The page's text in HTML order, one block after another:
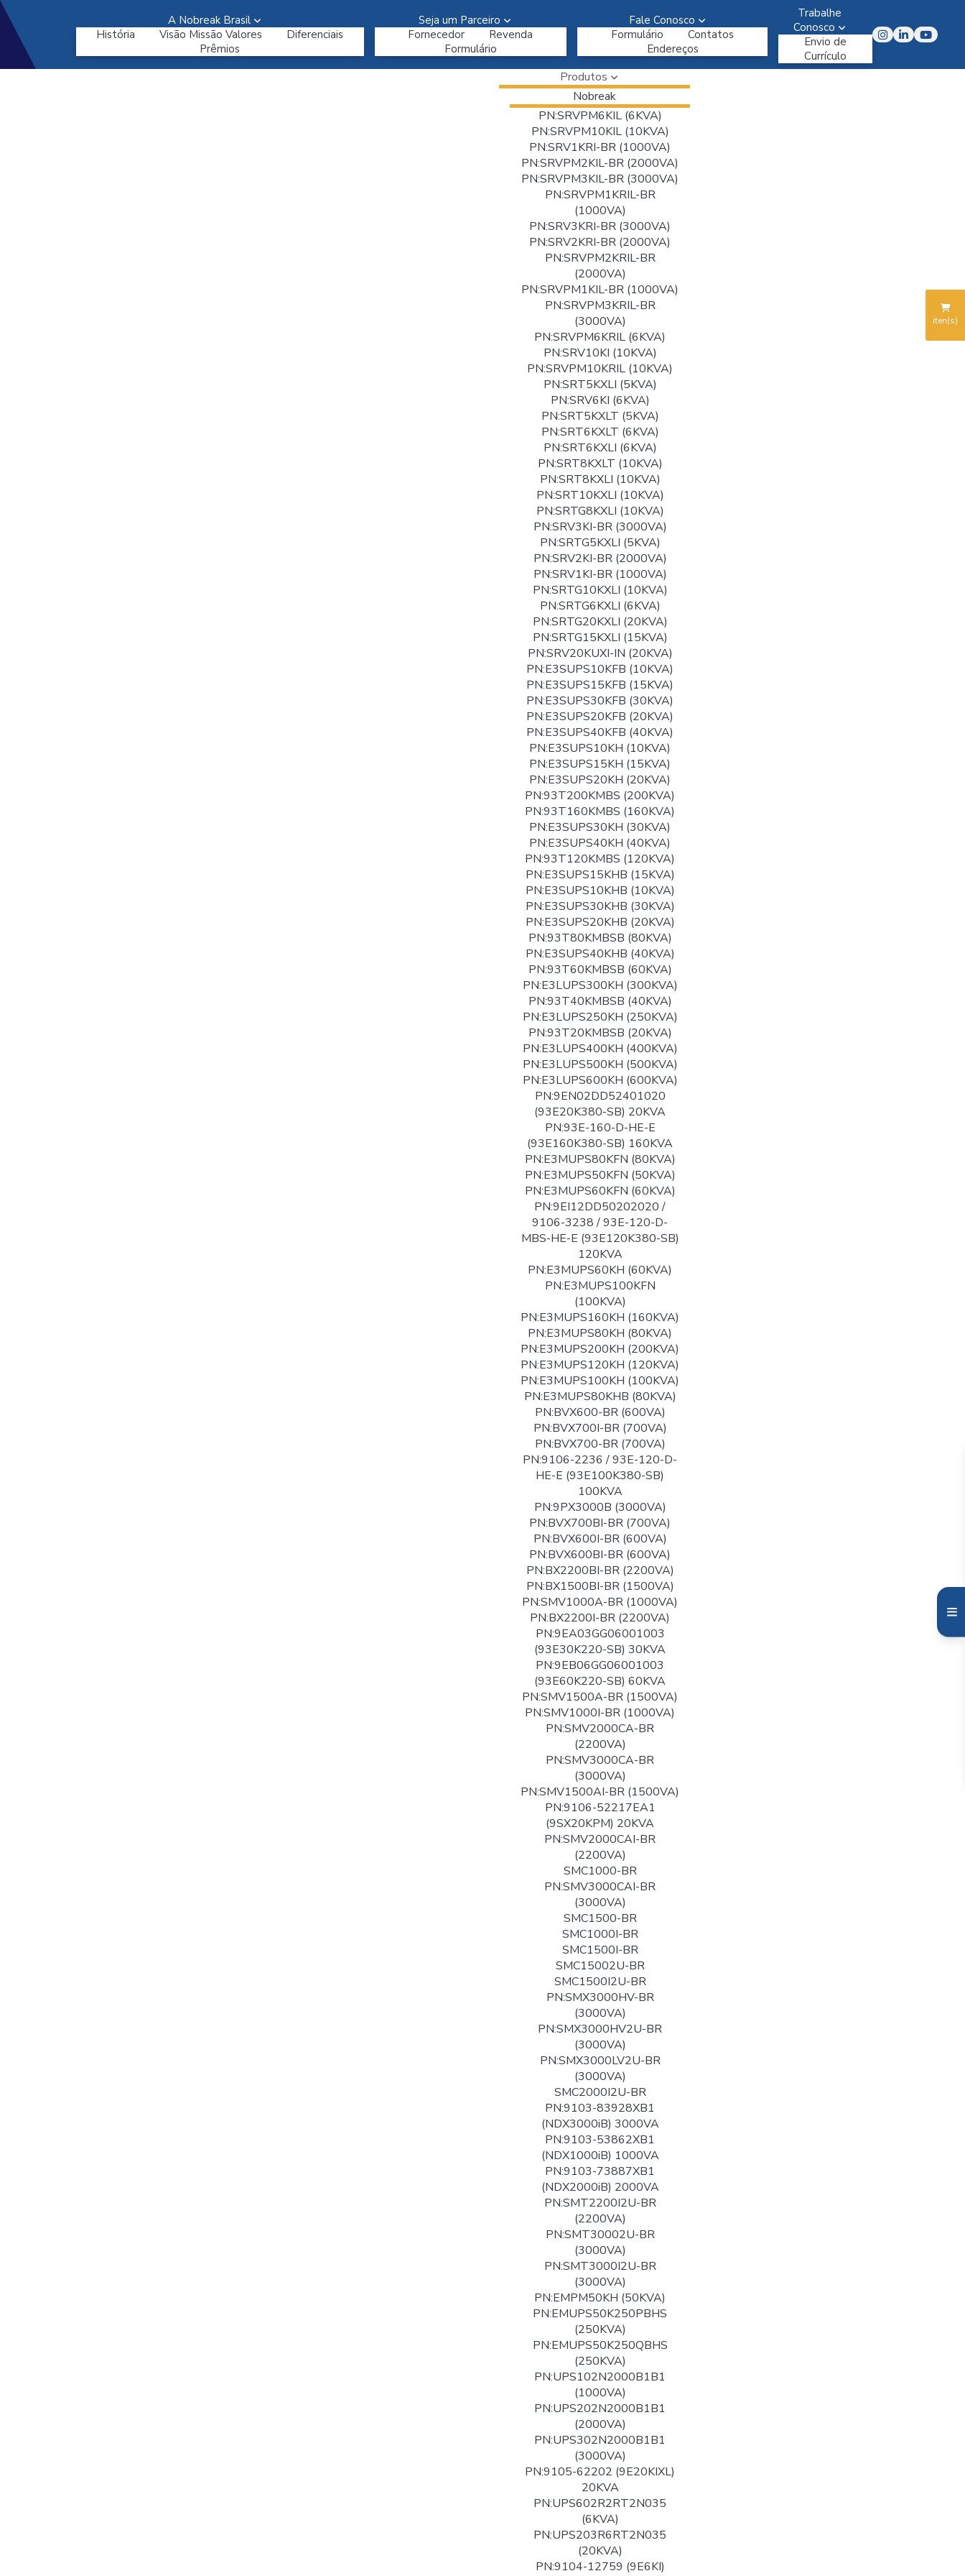
A Nobreak Brasil
História
Visão Missão Valores
Diferenciais
Prêmios
Seja um Parceiro
Fornecedor
Revenda
Formulário
Fale Conosco
Formulário
Contatos
Endereços
Trabalhe
Conosco
Envio de
Currículo
Produtos
Nobreak
PN:SRVPM6KIL (6KVA)
PN:SRVPM10KIL (10KVA)
PN:SRV1KRI-BR (1000VA)
PN:SRVPM2KIL-BR (2000VA)
PN:SRVPM3KIL-BR (3000VA)
PN:SRVPM1KRIL-BR
(1000VA)
PN:SRV3KRI-BR (3000VA)
PN:SRV2KRI-BR (2000VA)
PN:SRVPM2KRIL-BR
(2000VA)
PN:SRVPM1KIL-BR (1000VA)
PN:SRVPM3KRIL-BR
(3000VA)
PN:SRVPM6KRIL (6KVA)
PN:SRV10KI (10KVA)
PN:SRVPM10KRIL (10KVA)
PN:SRT5KXLI (5KVA)
PN:SRV6KI (6KVA)
PN:SRT5KXLT (5KVA)
PN:SRT6KXLT (6KVA)
PN:SRT6KXLI (6KVA)
PN:SRT8KXLT (10KVA)
PN:SRT8KXLI (10KVA)
PN:SRT10KXLI (10KVA)
PN:SRTG8KXLI (10KVA)
PN:SRV3KI-BR (3000VA)
PN:SRTG5KXLI (5KVA)
PN:SRV2KI-BR (2000VA)
PN:SRV1KI-BR (1000VA)
PN:SRTG10KXLI (10KVA)
PN:SRTG6KXLI (6KVA)
PN:SRTG20KXLI (20KVA)
PN:SRTG15KXLI (15KVA)
PN:SRV20KUXI-IN (20KVA)
PN:E3SUPS10KFB (10KVA)
PN:E3SUPS15KFB (15KVA)
PN:E3SUPS30KFB (30KVA)
PN:E3SUPS20KFB (20KVA)
PN:E3SUPS40KFB (40KVA)
PN:E3SUPS10KH (10KVA)
PN:E3SUPS15KH (15KVA)
PN:E3SUPS20KH (20KVA)
PN:93T200KMBS (200KVA)
PN:93T160KMBS (160KVA)
PN:E3SUPS30KH (30KVA)
PN:E3SUPS40KH (40KVA)
PN:93T120KMBS (120KVA)
PN:E3SUPS15KHB (15KVA)
PN:E3SUPS10KHB (10KVA)
PN:E3SUPS30KHB (30KVA)
PN:E3SUPS20KHB (20KVA)
PN:93T80KMBSB (80KVA)
PN:E3SUPS40KHB (40KVA)
PN:93T60KMBSB (60KVA)
PN:E3LUPS300KH (300KVA)
PN:93T40KMBSB (40KVA)
PN:E3LUPS250KH (250KVA)
PN:93T20KMBSB (20KVA)
PN:E3LUPS400KH (400KVA)
PN:E3LUPS500KH (500KVA)
PN:E3LUPS600KH (600KVA)
PN:9EN02DD52401020
(93E20K380-SB) 20KVA
PN:93E-160-D-HE-E
(93E160K380-SB) 160KVA
PN:E3MUPS80KFN (80KVA)
PN:E3MUPS50KFN (50KVA)
PN:E3MUPS60KFN (60KVA)
PN:9EI12DD50202020 /
9106-3238 / 93E-120-D-
MBS-HE-E (93E120K380-SB)
120KVA
PN:E3MUPS60KH (60KVA)
PN:E3MUPS100KFN
(100KVA)
PN:E3MUPS160KH (160KVA)
PN:E3MUPS80KH (80KVA)
PN:E3MUPS200KH (200KVA)
PN:E3MUPS120KH (120KVA)
PN:E3MUPS100KH (100KVA)
PN:E3MUPS80KHB (80KVA)
PN:BVX600-BR (600VA)
PN:BVX700I-BR (700VA)
PN:BVX700-BR (700VA)
PN:9106-2236 / 93E-120-D-
HE-E (93E100K380-SB)
100KVA
PN:9PX3000B (3000VA)
PN:BVX700BI-BR (700VA)
PN:BVX600I-BR (600VA)
PN:BVX600BI-BR (600VA)
PN:BX2200BI-BR (2200VA)
PN:BX1500BI-BR (1500VA)
PN:SMV1000A-BR (1000VA)
PN:BX2200I-BR (2200VA)
PN:9EA03GG06001003
(93E30K220-SB) 30KVA
PN:9EB06GG06001003
(93E60K220-SB) 60KVA
PN:SMV1500A-BR (1500VA)
PN:SMV1000I-BR (1000VA)
PN:SMV2000CA-BR
(2200VA)
PN:SMV3000CA-BR
(3000VA)
PN:SMV1500AI-BR (1500VA)
PN:9106-52217EA1
(9SX20KPM) 20KVA
PN:SMV2000CAI-BR
(2200VA)
SMC1000-BR
PN:SMV3000CAI-BR
(3000VA)
SMC1500-BR
SMC1000I-BR
SMC1500I-BR
SMC15002U-BR
SMC1500I2U-BR
PN:SMX3000HV-BR
(3000VA)
PN:SMX3000HV2U-BR
(3000VA)
PN:SMX3000LV2U-BR
(3000VA)
SMC2000I2U-BR
PN:9103-83928XB1
(NDX3000iB) 3000VA
PN:9103-53862XB1
(NDX1000iB) 1000VA
PN:9103-73887XB1
(NDX2000iB) 2000VA
PN:SMT2200I2U-BR
(2200VA)
PN:SMT30002U-BR
(3000VA)
PN:SMT3000I2U-BR
(3000VA)
PN:EMPM50KH (50KVA)
PN:EMUPS50K250PBHS
(250KVA)
PN:EMUPS50K250QBHS
(250KVA)
PN:UPS102N2000B1B1
(1000VA)
PN:UPS202N2000B1B1
(2000VA)
PN:UPS302N2000B1B1
(3000VA)
PN:9105-62202 (9E20KIXL)
20KVA
PN:UPS602R2RT2N035
(6KVA)
PN:UPS203R6RT2N035
(20KVA)
PN:9104-12759 (9E6KI)
iten(s)